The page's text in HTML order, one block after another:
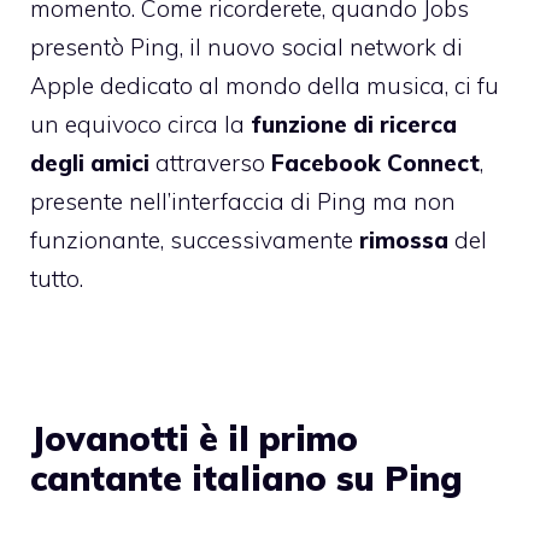
momento. Come ricorderete, quando Jobs
presentò Ping, il nuovo social network di
Apple dedicato al mondo della musica, ci fu
un equivoco circa la funzione di ricerca
degli amici attraverso Facebook Connect,
presente nell’interfaccia di Ping ma non
funzionante, successivamente rimossa del
tutto.
Jovanotti è il primo
cantante italiano su Ping